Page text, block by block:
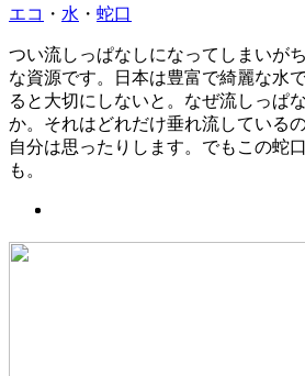
エコ ・ 水 ・ 蛇口
つい流しっぱなしになってしまいが
な資源です。日本は豊富で綺麗な水
ると大切にしないと。なぜ流しっぱ
か。それはどれだけ垂れ流している
自分は思ったりします。でもこの蛇
も。